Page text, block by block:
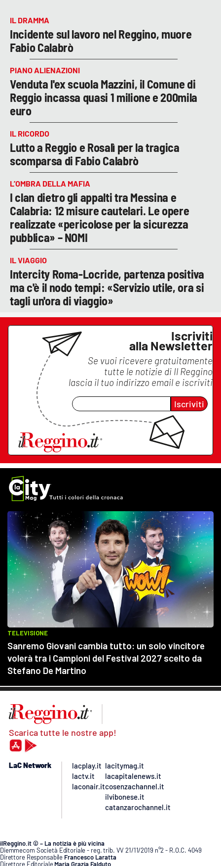
IL DRAMMA
Incidente sul lavoro nel Reggino, muore
Fabio Calabrò
PIANO ALIENAZIONI
Venduta l'ex scuola Mazzini, il Comune di
Reggio incassa quasi 1 milione e 200mila
euro
IL RICORDO
Lutto a Reggio e Rosalì per la tragica
scomparsa di Fabio Calabrò
L’OMBRA DELLA MAFIA
I clan dietro gli appalti tra Messina e
Calabria: 12 misure cautelari. Le opere
realizzate «pericolose per la sicurezza
pubblica» – NOMI
IL VIAGGIO
Intercity Roma-Locride, partenza positiva
ma c'è il nodo tempi: «Servizio utile, ora si
tagli un'ora di viaggio»
Iscriviti
alla Newsletter
Se vuoi ricevere gratuitamente
tutte le notizie di Il Reggino
lascia il tuo indirizzo email e iscriviti
Iscriviti
Scarica tutte le nostre app!
LaC Network
lacplay.it
lactv.it
laconair.it
lacitymag.it
lacapitalenews.it
cosenzachannel.it
ilvibonese.it
catanzarochannel.it
ilReggino.it © – La notizia è più vicina
Diemmecom Società Editoriale - reg. trib. VV 21/11/2019 n°2 - R.O.C. 4049
Direttore Responsabile Francesco Laratta
Direttore Editoriale Maria Grazia Falduto